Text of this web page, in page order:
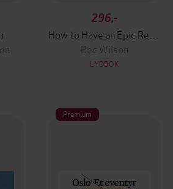
296,-
Bec Wilson
LYDBOK
Premium